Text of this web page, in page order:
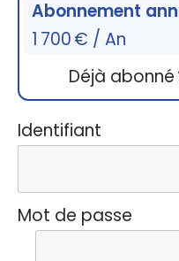
Abonnement
1 700 € / An
Déjà abonné
Identifiant
Mot de passe